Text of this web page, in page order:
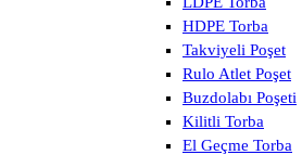
HDPE Torba
Takviyeli Poşet
Rulo Atlet Poşet
Buzdolabı Poşeti
Kilitli Torba
El Geçme Torba